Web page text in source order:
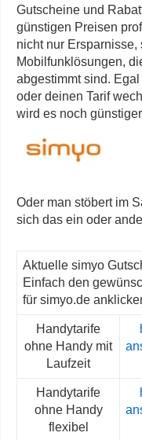
Gutscheine und
günstigen Preisen
nicht nur
Mobilfunklösungen,
abgestimmt sind.
oder deinen Tarif
wird es noch
Oder man stöbert im
sich das ein oder
Aktuelle simyo
Einfach den
für simyo.de
Handytarife
ohne Handy mit
Laufzeit
Handytarife
ohne Handy
flexibel